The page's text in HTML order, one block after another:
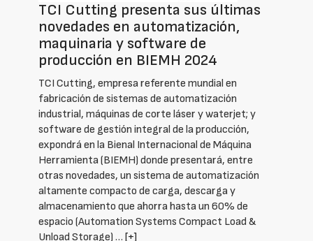
TCI Cutting presenta sus últimas
novedades en automatización,
maquinaria y software de
producción en BIEMH 2024
TCI Cutting, empresa referente mundial en
fabricación de sistemas de automatización
industrial, máquinas de corte láser y waterjet; y
software de gestión integral de la producción,
expondrá en la Bienal Internacional de Máquina
Herramienta (BIEMH) donde presentará, entre
otras novedades, un sistema de automatización
altamente compacto de carga, descarga y
almacenamiento que ahorra hasta un 60% de
espacio (Automation Systems Compact Load &
Unload Storage) … [+]